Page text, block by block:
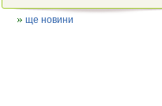
ще новини